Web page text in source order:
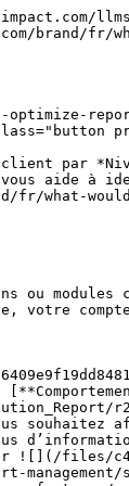
|
| ---------------------- |